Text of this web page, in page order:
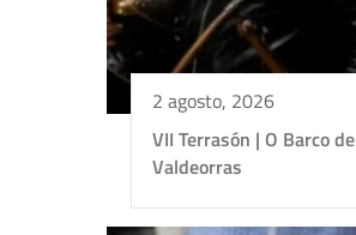
2 agosto, 2026
VII Terrasón | O Barco de
Valdeorras